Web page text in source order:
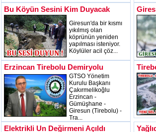
Bu Köyün Sesini Kim Duyacak
Giresun'da bir kısmı
yıkılmış olan
köprünün yeniden
yapılması isteniyor.
Köylüler acil çöz...
Erzincan Tirebolu Demiryolu
GTSO Yönetim
Kurulu Başkanı
Çakırmelikoğlu
Erzincan -
Gümüşhane -
Giresun (Tirebolu) -
Tra...
Elektrikli Un Değirmeni Açıldı